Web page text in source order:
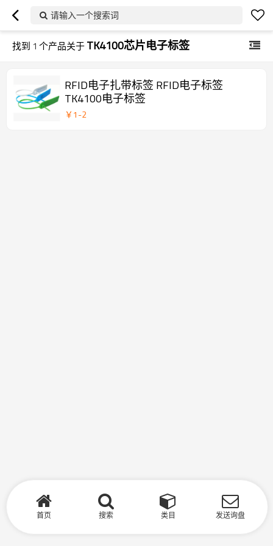
请输入一个搜索词
找到 1 个产品关于TK4100芯片电子标签
RFID电子扎带标签 RFID电子标签
TK4100电子标签
￥1-2
首页 搜索 类目 发送询盘